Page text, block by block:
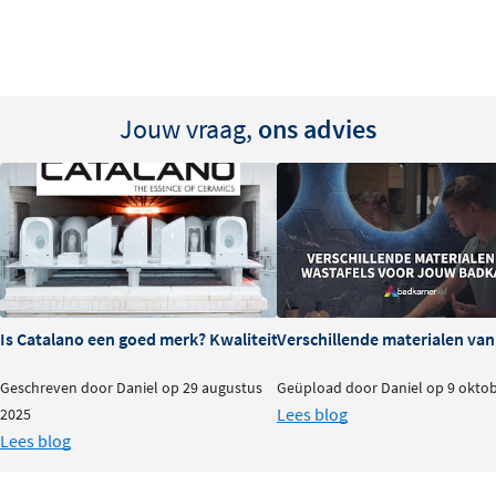
Jouw vraag, ons advies
Is Catalano een goed merk? Kwaliteit en ervaringen
Geschreven door Daniel op 29 augustus
2025
Lees blog
Verschillende materialen
Geüpload door Daniel op 9
Lees blog